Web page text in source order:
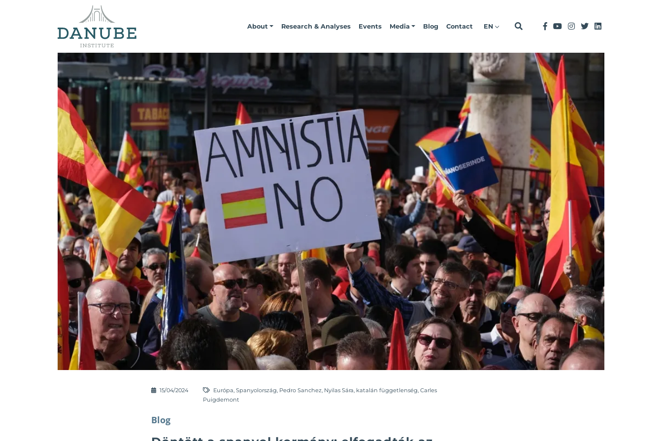
About Research & Analyses Events Media Blog Contact EN
15/04/2024 Európa Spanyolország Pedro Sanchez Nyilas Sára katalán függetlenség Carles
Puigdemont
Blog